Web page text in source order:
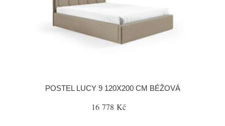
POSTEL LUCY 9 120X200 CM BÉŽOVÁ
16 778 Kč